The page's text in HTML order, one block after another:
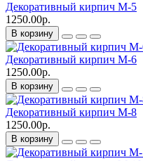
Декоративный кирпич M-5
1250.00р.
В корзину
Декоративный кирпич M-6
1250.00р.
В корзину
Декоративный кирпич M-8
1250.00р.
В корзину